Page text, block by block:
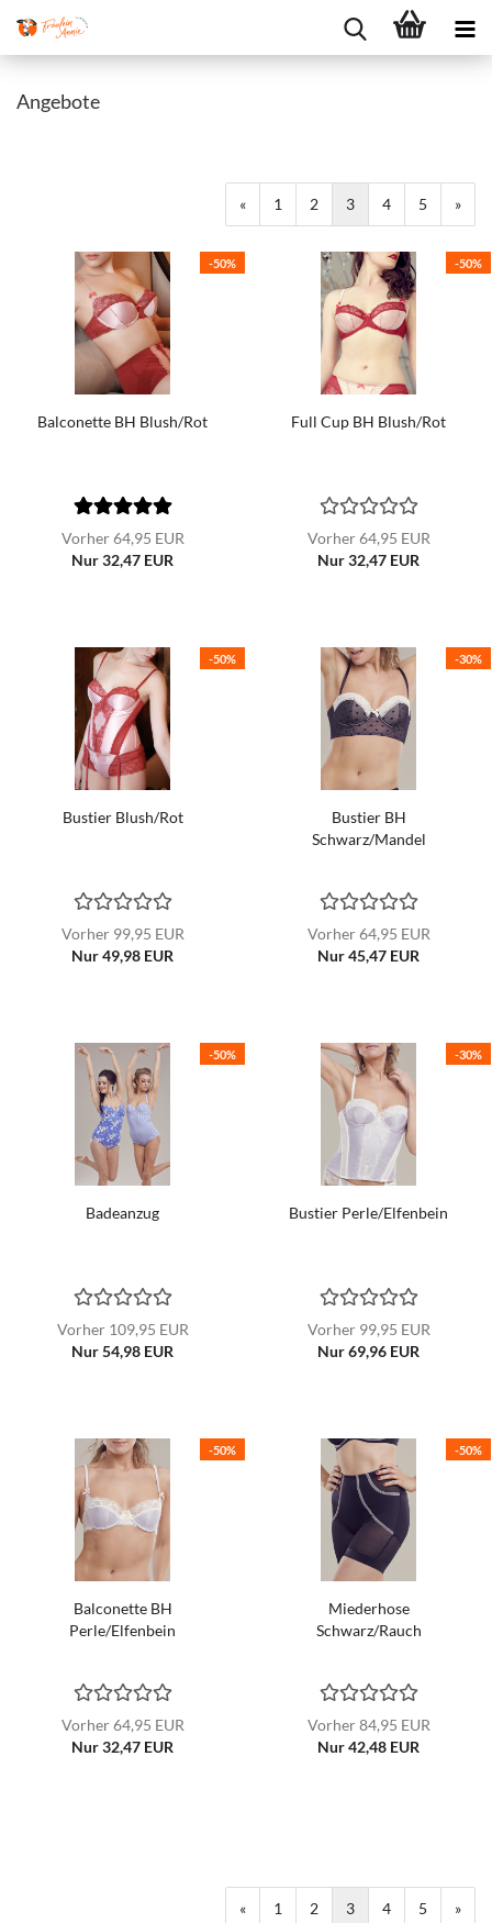
Angebote
« 1 2 3 4 5 »
-50%
Balconette BH Blush/Rot
Vorher 64,95 EUR
Nur 32,47 EUR
-50%
Full Cup BH Blush/Rot
Vorher 64,95 EUR
Nur 32,47 EUR
-50%
Bustier Blush/Rot
Vorher 99,95 EUR
Nur 49,98 EUR
-30%
Bustier BH
Schwarz/Mandel
Vorher 64,95 EUR
Nur 45,47 EUR
-50%
Badeanzug
Vorher 109,95 EUR
Nur 54,98 EUR
-30%
Bustier Perle/Elfenbein
Vorher 99,95 EUR
Nur 69,96 EUR
-50%
Balconette BH
Perle/Elfenbein
Vorher 64,95 EUR
Nur 32,47 EUR
-50%
Miederhose
Schwarz/Rauch
Vorher 84,95 EUR
Nur 42,48 EUR
« 1 2 3 4 5 »